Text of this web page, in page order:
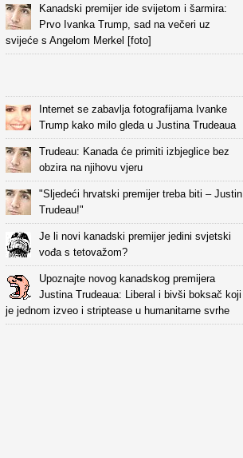
Kanadski premijer ide svijetom i šarmira:
Prvo Ivanka Trump, sad na večeri uz
svijeće s Angelom Merkel [foto]
Internet se zabavlja fotografijama Ivanke
Trump kako milo gleda u Justina Trudeaua
Trudeau: Kanada će primiti izbjeglice bez
obzira na njihovu vjeru
"Sljedeći hrvatski premijer treba biti – Justin
Trudeau!"
Je li novi kanadski premijer jedini svjetski
vođa s tetovažom?
Upoznajte novog kanadskog premijera
Justina Trudeaua: Liberal i bivši boksač koji
je jednom izveo i striptease u humanitarne svrhe